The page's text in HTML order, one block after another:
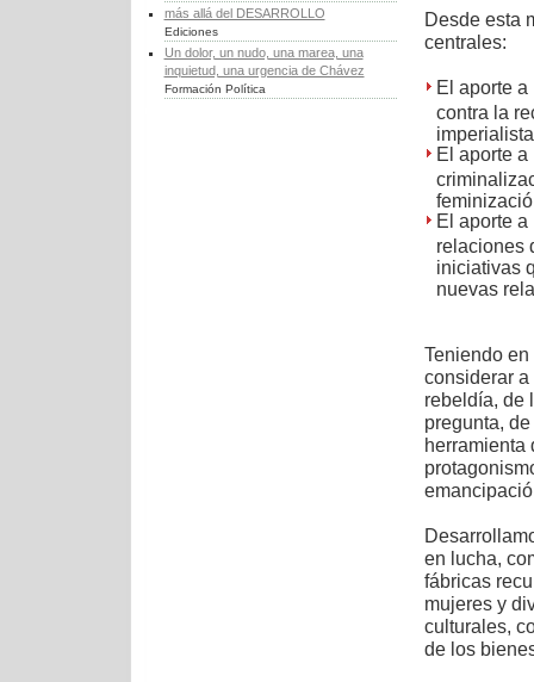
más allá del DESARROLLO
Ediciones
Un dolor, un nudo, una marea, una
inquietud, una urgencia de Chávez
Formación Política
Desde esta
centrales:
El aporte
contra la
El aporte
El aporte
relaciones
iniciativas
nuevas
Teniendo
considerar
rebeldía, de
pregunta,
herramienta
en lucha,
fábricas
mujeres y
culturales,
de los